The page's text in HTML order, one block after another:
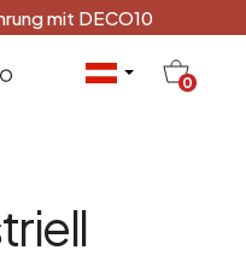
mit DECO10
0